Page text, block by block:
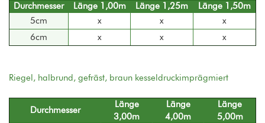
Durchmesser Länge 1,00m Länge 1,25m
Länge 1,50m
5cm
x x
x
6cm
x x x
Riegel, halbrund, gefräst, braun kesseldruckimprägmiert
Durchmesser
Länge
3,00m
Länge
4,00m
Länge
5,00m